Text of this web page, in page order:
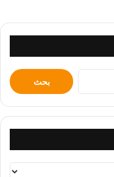
البحث
عن: